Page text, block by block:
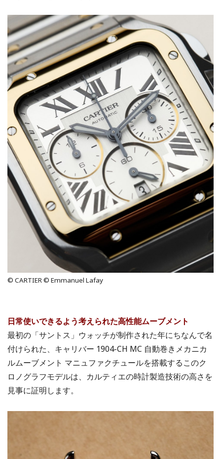
© CARTIER © Emmanuel Lafay
日常使いできるよう考えられた高性能ムーブメント
最初の「サントス」ウォッチが制作された年にちなんで名
付けられた、キャリバー 1904-CH MC 自動巻きメカニカ
ルムーブメント マニュファクチュールを搭載するこのク
ロノグラフモデルは、カルティエの時計製造技術の高さを
見事に証明します。